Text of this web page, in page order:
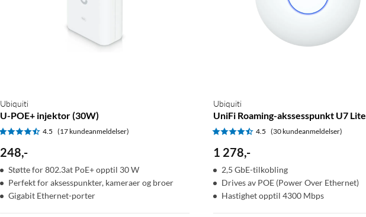
Ubiquiti
U-POE+ injektor (30W)
4.5 (17 kundeanmeldelser)
248,-
Støtte for 802.3at PoE+ opptil 30 W
Perfekt for aksesspunkter, kameraer og broer
Gigabit Ethernet-porter
Ubiquiti
UniFi Roaming-akssesspunkt U7 Lite
4.5 (30 kundeanmeldelser)
1 278,-
2,5 GbE-tilkobling
Drives av POE (Power Over Ethernet)
Hastighet opptil 4300 Mbps